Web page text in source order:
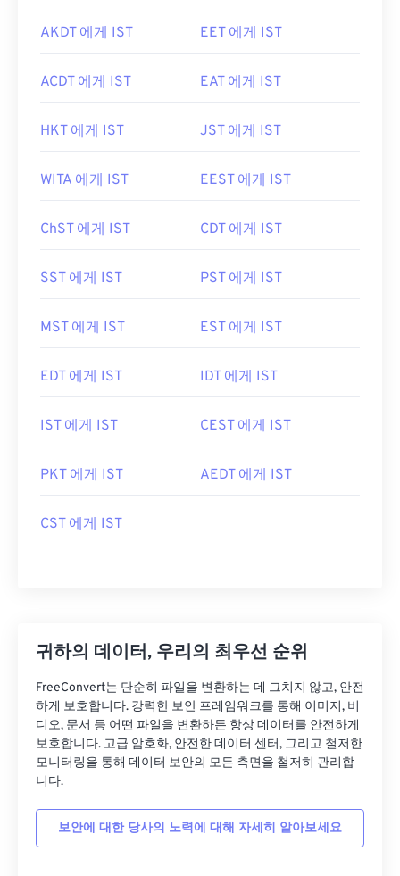
AKDT 에게 IST EET 에게 IST
ACDT 에게 IST EAT 에게 IST
HKT 에게 IST JST 에게 IST
WITA 에게 IST EEST 에게 IST
ChST 에게 IST CDT 에게 IST
SST 에게 IST PST 에게 IST
MST 에게 IST EST 에게 IST
EDT 에게 IST IDT 에게 IST
IST 에게 IST CEST 에게 IST
PKT 에게 IST AEDT 에게 IST
CST 에게 IST
귀하의 데이터, 우리의 최우선 순위
FreeConvert는 단순히 파일을 변환하는 데 그치지 않고, 안전
하게 보호합니다. 강력한 보안 프레임워크를 통해 이미지, 비
디오, 문서 등 어떤 파일을 변환하든 항상 데이터를 안전하게
보호합니다. 고급 암호화, 안전한 데이터 센터, 그리고 철저한
모니터링을 통해 데이터 보안의 모든 측면을 철저히 관리합
니다.
보안에 대한 당사의 노력에 대해 자세히 알아보세요